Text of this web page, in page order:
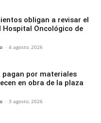
obligan a revisar el
Hospital Oncológico de
- 4 agosto, 2026
pagan por materiales
en obra de la plaza
- 3 agosto, 2026